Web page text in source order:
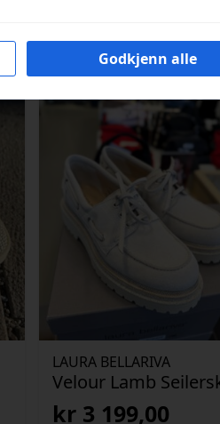
LAURA BELLARIVA
Velour Lamb
kr 3 199,00
Godkjenn alle